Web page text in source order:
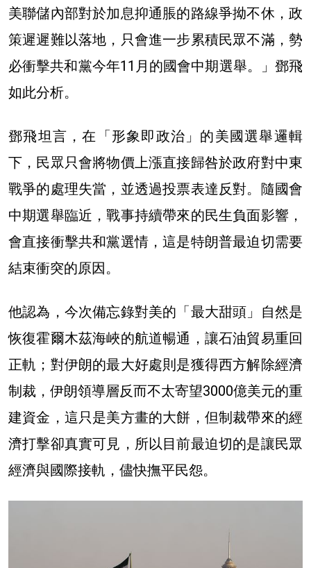
美聯儲內部對於加息抑通脹的路線爭拗不休，政
策遲遲難以落地，只會進一步累積民眾不滿，勢
必衝擊共和黨今年11月的國會中期選舉。」鄧飛
如此分析。
鄧飛坦言，在「形象即政治」的美國選舉邏輯
下，民眾只會將物價上漲直接歸咎於政府對中東
戰爭的處理失當，並透過投票表達反對。隨國會
中期選舉臨近，戰事持續帶來的民生負面影響，
會直接衝擊共和黨選情，這是特朗普最迫切需要
結束衝突的原因。
他認為，今次備忘錄對美的「最大甜頭」自然是
恢復霍爾木茲海峽的航道暢通，讓石油貿易重回
正軌；對伊朗的最大好處則是獲得西方解除經濟
制裁，伊朗領導層反而不太寄望3000億美元的重
建資金，這只是美方畫的大餅，但制裁帶來的經
濟打擊卻真實可見，所以目前最迫切的是讓民眾
經濟與國際接軌，儘快撫平民怨。